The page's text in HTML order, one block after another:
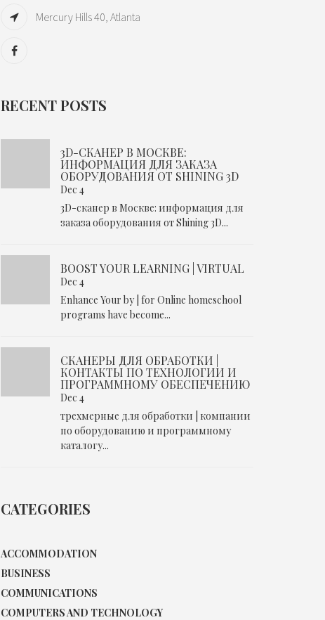
Mercury Hills 40, Atlanta
RECENT POSTS
3D-СКАНЕР В МОСКВЕ:
ИНФОРМАЦИЯ ДЛЯ ЗАКАЗА
ОБОРУДОВАНИЯ ОТ SHINING 3D
Dec 4
3D-сканер в Москве: информация для
заказа оборудования от Shining 3D...
BOOST YOUR LEARNING | VIRTUAL
Dec 4
Enhance Your by | for Online homeschool
programs have become...
СКАНЕРЫ ДЛЯ ОБРАБОТКИ |
КОНТАКТЫ ПО ТЕХНОЛОГИИ И
ПРОГРАММНОМУ ОБЕСПЕЧЕНИЮ
Dec 4
трехмерные для обработки | компании
по оборудованию и программному
каталогу...
CATEGORIES
ACCOMMODATION
BUSINESS
COMMUNICATIONS
COMPUTERS AND TECHNOLOGY